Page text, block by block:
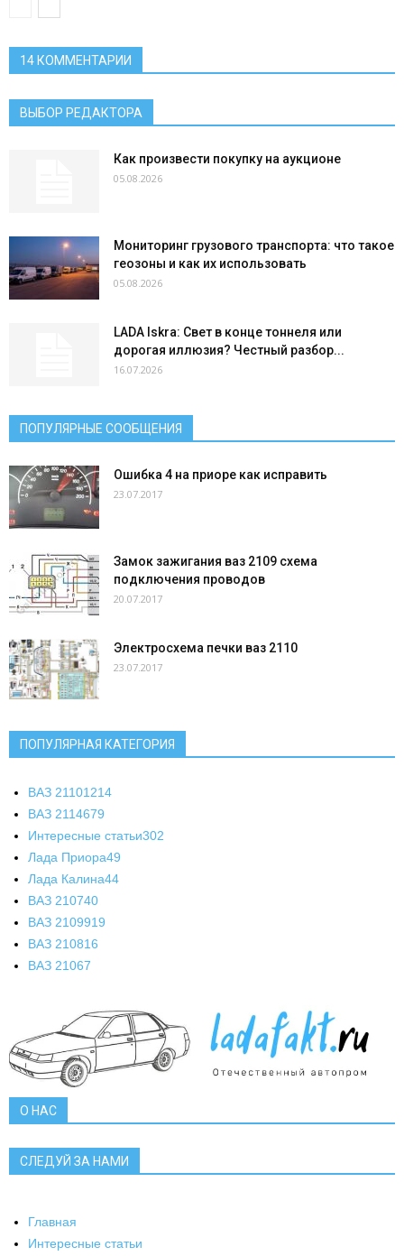
14 КОММЕНТАРИИ
ВЫБОР РЕДАКТОРА
Как произвести покупку на аукционе
05.08.2026
Мониторинг грузового транспорта: что такое
геозоны и как их использовать
05.08.2026
LADA Iskra: Свет в конце тоннеля или
дорогая иллюзия? Честный разбор...
16.07.2026
ПОПУЛЯРНЫЕ СООБЩЕНИЯ
Ошибка 4 на приоре как исправить
23.07.2017
Замок зажигания ваз 2109 схема
подключения проводов
20.07.2017
Электросхема печки ваз 2110
23.07.2017
ПОПУЛЯРНАЯ КАТЕГОРИЯ
ВАЗ 21101214
ВАЗ 2114679
Интересные статьи302
Лада Приора49
Лада Калина44
ВАЗ 210740
ВАЗ 2109919
ВАЗ 210816
ВАЗ 21067
О НАС
СЛЕДУЙ ЗА НАМИ
Главная
Интересные статьи